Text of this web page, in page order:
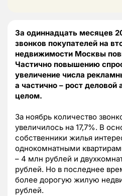
За одиннадцать месяцев
звонков покупателей на
недвижимости Москвы
Частично повышению
увеличение числа
а частично – рост деловой
целом.
За ноябрь количество
увеличилось на 17,7%. В
собственники жилья
однокомнатными
– 4 млн рублей и
рублей. Но в последнее
более дорогую жилую
рублей.